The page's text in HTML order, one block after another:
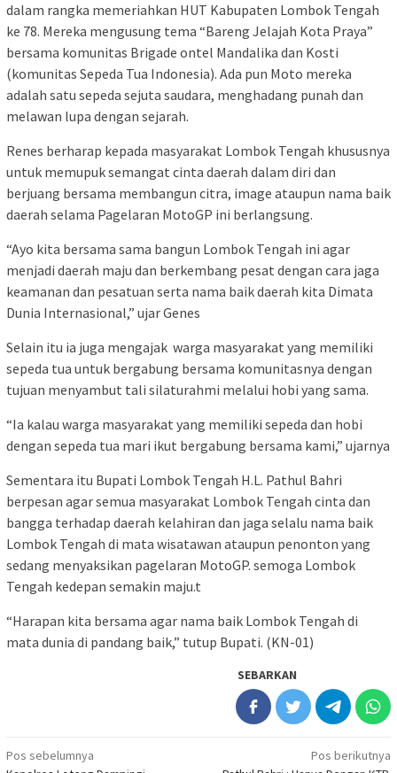
dalam rangka memeriahkan HUT Kabupaten Lombok Tengah
ke 78. Mereka mengusung tema “Bareng Jelajah Kota Praya”
bersama komunitas Brigade ontel Mandalika dan Kosti
(komunitas Sepeda Tua Indonesia). Ada pun Moto mereka
adalah satu sepeda sejuta saudara, menghadang punah dan
melawan lupa dengan sejarah.
Renes berharap kepada masyarakat Lombok Tengah khususnya
untuk memupuk semangat cinta daerah dalam diri dan
berjuang bersama membangun citra, image ataupun nama baik
daerah selama Pagelaran MotoGP ini berlangsung.
“Ayo kita bersama sama bangun Lombok Tengah ini agar
menjadi daerah maju dan berkembang pesat dengan cara jaga
keamanan dan pesatuan serta nama baik daerah kita Dimata
Dunia Internasional,” ujar Genes
Selain itu ia juga mengajak warga masyarakat yang memiliki
sepeda tua untuk bergabung bersama komunitasnya dengan
tujuan menyambut tali silaturahmi melalui hobi yang sama.
“Ia kalau warga masyarakat yang memiliki sepeda dan hobi
dengan sepeda tua mari ikut bergabung bersama kami,” ujarnya
Sementara itu Bupati Lombok Tengah H.L. Pathul Bahri
berpesan agar semua masyarakat Lombok Tengah cinta dan
bangga terhadap daerah kelahiran dan jaga selalu nama baik
Lombok Tengah di mata wisatawan ataupun penonton yang
sedang menyaksikan pagelaran MotoGP. semoga Lombok
Tengah kedepan semakin maju.t
“Harapan kita bersama agar nama baik Lombok Tengah di
mata dunia di pandang baik,” tutup Bupati. (KN-01)
SEBARKAN
Navigasi
Pos sebelumnya
Pos berikutnya